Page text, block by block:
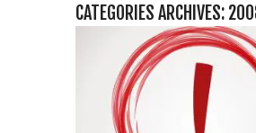
CATEGORIES ARCHIVES: